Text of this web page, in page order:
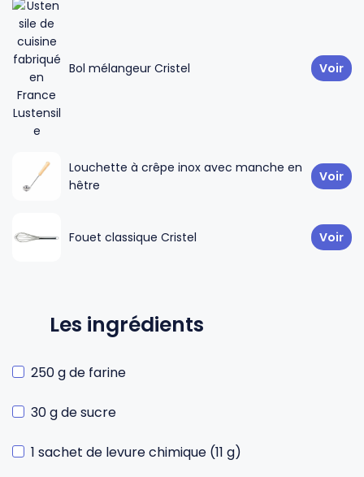
Gourdes
Glaçons
Couteaux tartineurs
Aiguiseurs
Bol mélangeur Cristel Voir
Louchette à crêpe inox avec manche en
hêtre
Voir
Fouet classique Cristel Voir
Les ingrédients
250 g de farine
30 g de sucre
1 sachet de levure chimique (11 g)